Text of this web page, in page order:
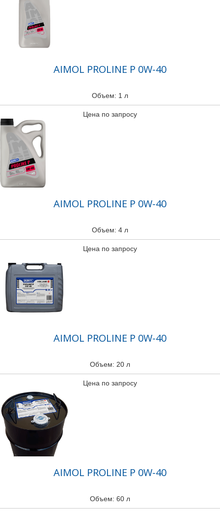
AIMOL PROLINE P 0W-40
Объем: 1 л
Цена по запросу
AIMOL PROLINE P 0W-40
Объем: 4 л
Цена по запросу
AIMOL PROLINE P 0W-40
Объем: 20 л
Цена по запросу
AIMOL PROLINE P 0W-40
Объем: 60 л